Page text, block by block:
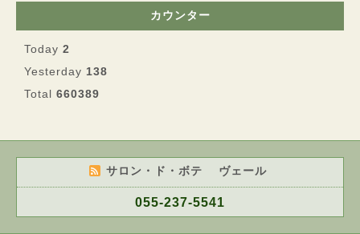
カウンター
Today 2
Yesterday 138
Total 660389
サロン・ド・ボテ ヴェール
055-237-5541